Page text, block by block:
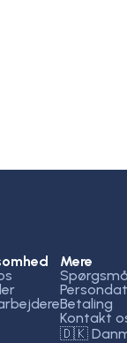
Mere
Betaling
Kontakt
🇩🇰